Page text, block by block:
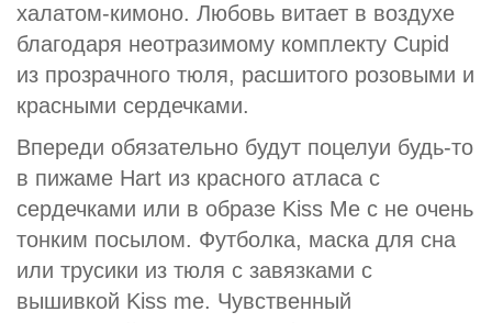
халатом-кимоно. Любовь витает в воздухе
благодаря неотразимому комплекту Cupid
из прозрачного тюля, расшитого розовыми и
красными сердечками.
Впереди обязательно будут поцелуи будь-то
в пижаме Hart из красного атласа с
сердечками или в образе Kiss Me с не очень
тонким посылом. Футболка, маска для сна
или трусики из тюля с завязками с
вышивкой Kiss me. Чувственный